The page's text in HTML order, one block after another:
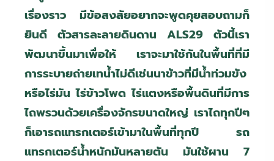
เรื่องราว มีข้อสงสัยอยากจะพูดคุยสอบถามก็
ยินดี ตัวสารละลายดินดาน ALS29 ตัวนี้เรา
พัฒนาขึ้นมาเพื่อให้ เราจะมาใช้กันในพื้นที่ที่มี
การระบายถ่ายเทน้ำไม่ดีเช่นนาข้าวที่มีน้ำท่วมขัง
หรือไร่มัน ไร่ข้าวโพด ไร่แตงหรือพื้นดินที่มีการ
ไถพรวนด้วยเครื่องจักรขนาดใหญ่ เราไถทุกปีๆ
ก็เอารถแทรกเตอร์เข้ามาในพื้นที่ทุกปี รถ
แทรกเตอร์น้ำหนักมันหลายตัน มันใช้ผาน 7